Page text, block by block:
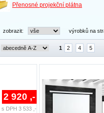
Přenosné projekční plátna
zobrazit: výrobků na
1 2 4 5
2 920 ,-
s DPH 3 533 ,-